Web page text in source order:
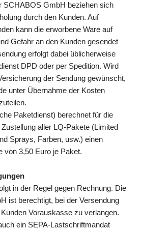
SCHABOS GmbH beziehen sich
durch den Kunden. Auf
kann die erworbene Ware auf
Gefahr an den Kunden gesendet
erfolgt dabei üblicherweise
DPD oder per Spedition. Wird
der Sendung gewünscht,
unter Übernahme der Kosten
Paketdienst) berechnet für die
aller LQ-Pakete (Limited
Sprays, Farben, usw.) einen
von 3,50 Euro je Paket.
in der Regel gegen Rechnung. Die
ist berechtigt, bei der Versendung
Vorauskasse zu verlangen.
ein SEPA-Lastschriftmandat